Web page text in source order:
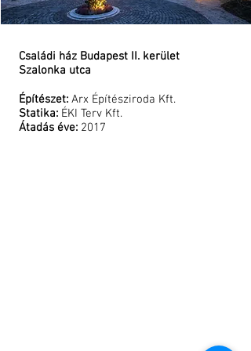
Ukrainians
which
defend not
the freedom
Családi ház Budapest II. kerület
Szalonka utca
Építészet: Arx Építésziroda Kft.
Statika: ÉKI Terv Kft.
Átadás éve: 2017